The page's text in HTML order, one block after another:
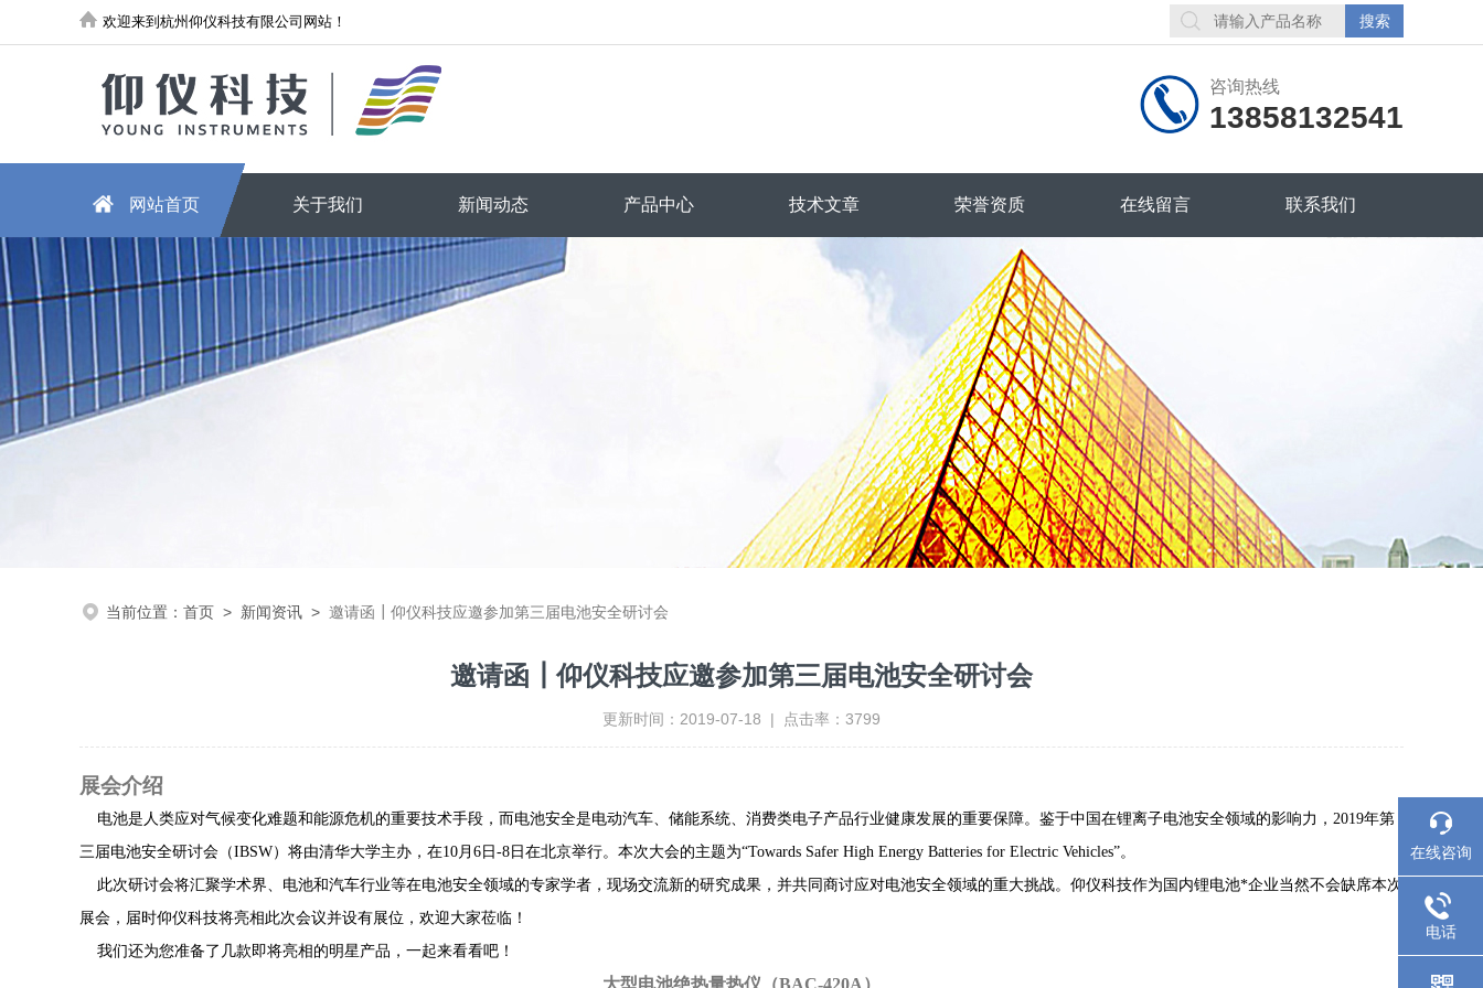
欢迎来到杭州仰仪科技有限公司网站！
咨询热线
13858132541
网站首页 关于我们 新闻动态 产品中心 技术文章 荣誉资质 在线留言 联系我们
当前位置： 首页 > 新闻资讯 > 邀请函┃仰仪科技应邀参加第三届电池安全研讨会
邀请函┃仰仪科技应邀参加第三届电池安全研讨会
更新时间：2019-07-18 | 点击率：3799
展会介绍
电池是人类应对气候变化难题和能源危机的重要技术手段，而电池安全是电动汽车、储能系统、消费类电子产品行业健康发展的重要保障。鉴于中国在锂离子电池安全领域的影响力， 2019年第
三届电池安全研讨会（IBSW） 将由清华大学主办 ， 在10月6日-8日 在北京举行。本次大会的主题为“Towards Safer High Energy Batteries for Electric Vehicles”。
此次研讨会将汇聚学术界、电池和汽车行业等在电池安全领域的专家学者，现场交流新的研究成果，并共同商讨应对电池安全领域的重大挑战。 仰仪科技作为国内锂电池*企业当然不会缺席本次
展会，届时仰仪科技将亮相此次会议并设有展位，欢迎大家莅临！
我们还为您准备了几款即将亮相的明星产品，一起来看看吧！
大型电池绝热量热仪（BAC-420A）
在线咨询
电话